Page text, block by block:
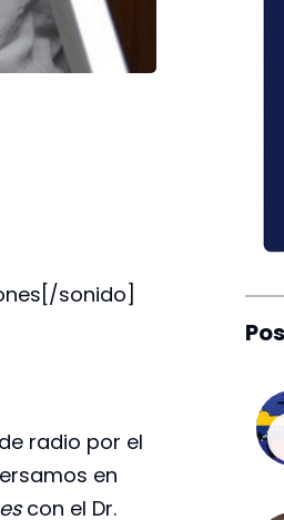
sonido]
radio por el
en
con el Dr.